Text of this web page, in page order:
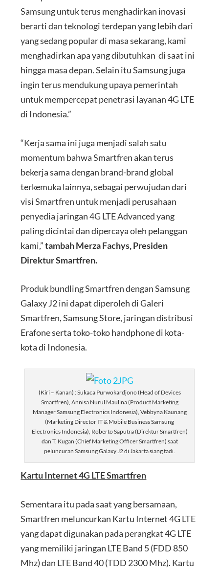
Samsung untuk terus menghadirkan inovasi
berarti dan teknologi terdepan yang lebih dari
yang sedang popular di masa sekarang, kami
menghadirkan apa yang dibutuhkan di saat ini
hingga masa depan. Selain itu Samsung juga
ingin terus mendukung upaya pemerintah
untuk mempercepat penetrasi layanan 4G LTE
di Indonesia.”
“Kerja sama ini juga menjadi salah satu
momentum bahwa Smartfren akan terus
bekerja sama dengan brand-brand global
terkemuka lainnya, sebagai perwujudan dari
visi Smartfren untuk menjadi perusahaan
penyedia jaringan 4G LTE Advanced yang
paling dicintai dan dipercaya oleh pelanggan
kami,”tambah Merza Fachys, Presiden
Direktur Smartfren.
Produk bundling Smartfren dengan Samsung
Galaxy J2 ini dapat diperoleh di Galeri
Smartfren, Samsung Store, jaringan distribusi
Erafone serta toko-toko handphone di kota-
kota di Indonesia.
(Kiri – Kanan) : Sukaca Purwokardjono (Head of Devices
Smartfren), Annisa Nurul Maulina (Product Marketing
Manager Samsung Electronics Indonesia), Vebbyna Kaunang
(Marketing Director IT & Mobile Business Samsung
Electronics Indonesia), Roberto Saputra (Direktur Smartfren)
dan T. Kugan (Chief Marketing Officer Smartfren) saat
peluncuran Samsung Galaxy J2 di Jakarta siang tadi.
Kartu Internet 4G LTE Smartfren
Sementara itu pada saat yang bersamaan,
Smartfren meluncurkan Kartu Internet 4G LTE
yang dapat digunakan pada perangkat 4G LTE
yang memiliki jaringan LTE Band 5 (FDD 850
Mhz) dan LTE Band 40 (TDD 2300 Mhz). Kartu